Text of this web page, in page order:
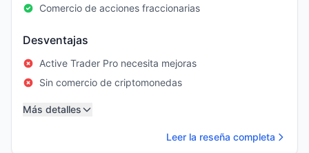
Comercio de acciones fraccionarias
Desventajas
Active Trader Pro necesita mejoras
Sin comercio de criptomonedas
Más detalles
Leer la reseña completa